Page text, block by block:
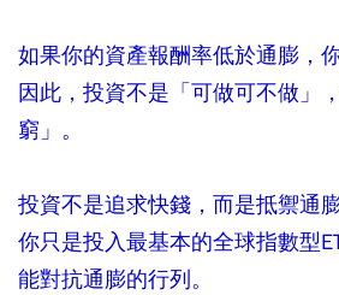
如果你的資產報酬率低於通膨，
因此，投資不是「可做可不做」
窮」。
投資不是追求快錢，而是抵禦通
你只是投入最基本的全球指數型
能對抗通膨的行列。